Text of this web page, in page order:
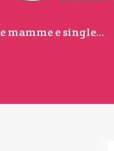
mamme e single...